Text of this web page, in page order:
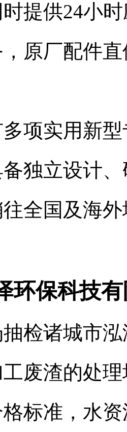
提供24小
原厂配件
项实用新
独立设计
全国及海
环保科技
检诸城市
废渣的处
标准，水